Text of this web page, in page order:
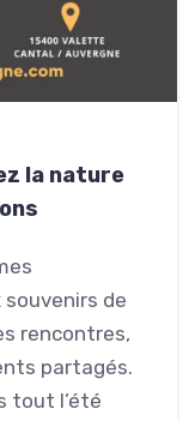
la nature
de
rencontres,
partagés.
tout l’été